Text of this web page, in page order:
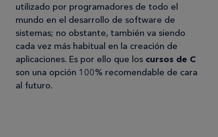
utilizado por programadores de todo el
mundo en el desarrollo de software de
sistemas; no obstante, también va siendo
cada vez más habitual en la creación de
aplicaciones. Es por ello que los cursos de C
son una opción 100% recomendable de cara
al futuro.